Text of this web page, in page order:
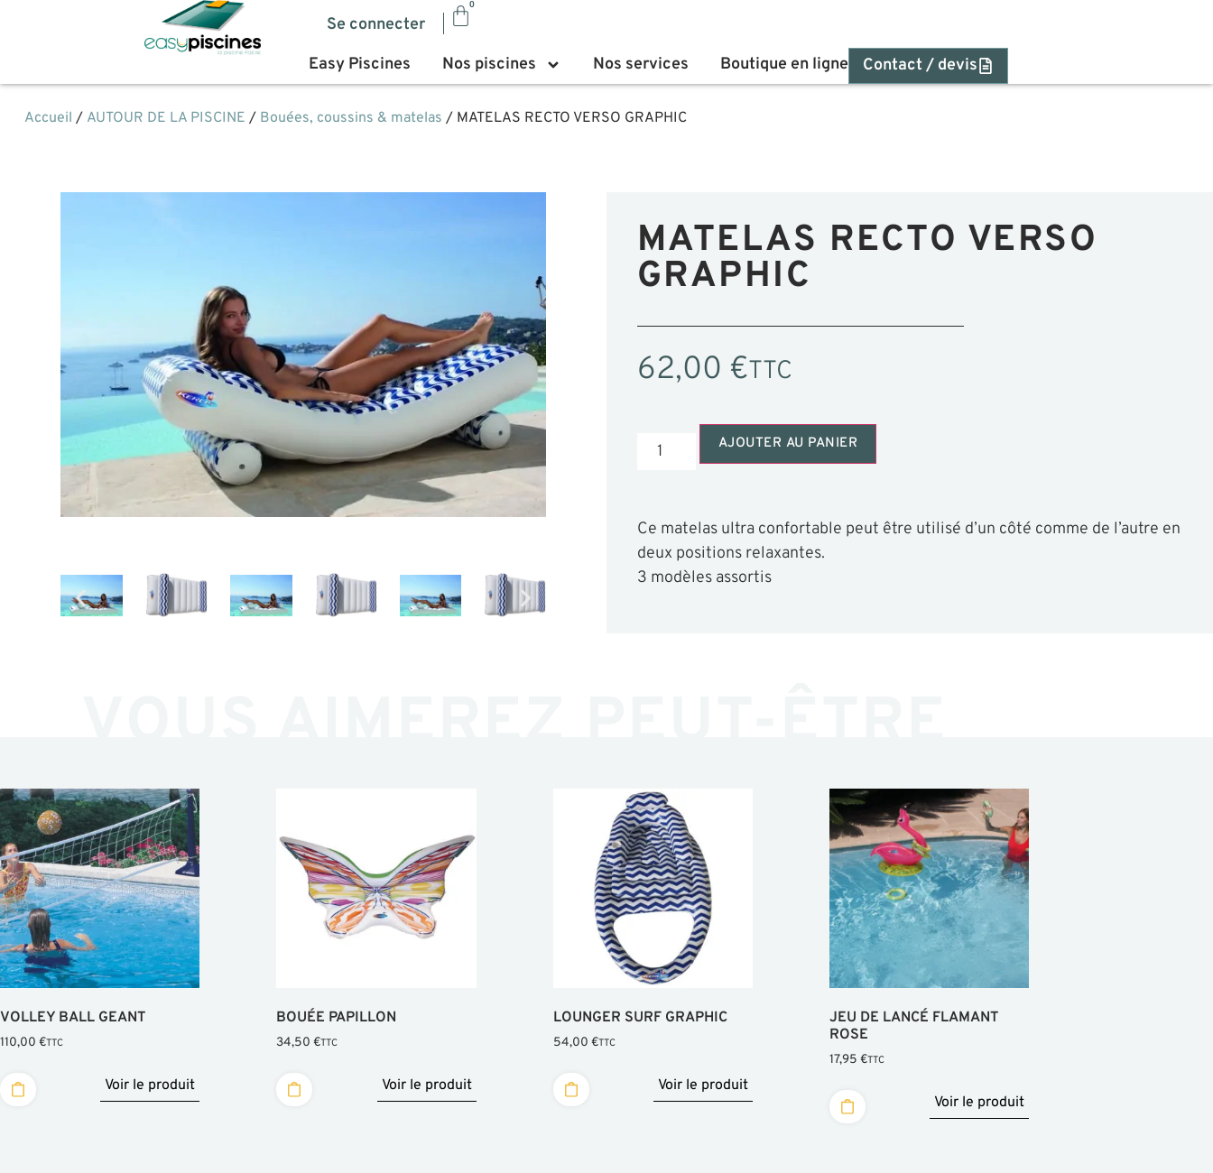
Se connecter
0
Easy Piscines Nos piscines Nos services Boutique en ligne Contact / devis
Accueil / AUTOUR DE LA PISCINE / Bouées, coussins & matelas / MATELAS RECTO VERSO GRAPHIC
MATELAS RECTO VERSO
GRAPHIC
62,00 €TTC
AJOUTER AU PANIER
Ce matelas ultra confortable peut être utilisé d’un côté comme de l’autre en
deux positions relaxantes.
3 modèles assortis
VOLLEY BALL GEANT
110,00 €TTC
Voir le produit
BOUÉE PAPILLON
34,50€TTC
Voir le produit
LOUNGER SURF GRAPHIC
54,00 €TTC
Voir le produit
JEU DE LANCÉ FLAMANT
ROSE
17,95 €TTC
Voir le produit